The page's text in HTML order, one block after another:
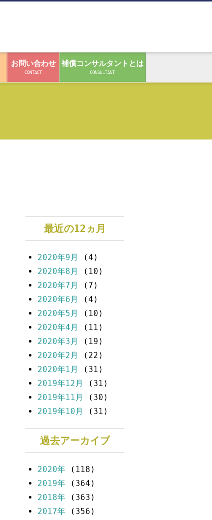
お問い合わせ
CONTACT
補償コンサルタントとは
CONSULTANT
最近の12ヵ月
2020年9月
(4)
2020年8月
(10)
2020年7月
(7)
2020年6月
(4)
2020年5月
(10)
2020年4月
(11)
2020年3月
(19)
2020年2月
(22)
2020年1月
(31)
2019年12月
(31)
2019年11月
(30)
2019年10月
(31)
過去アーカイブ
2020年(118)
2019年(364)
2018年(363)
2017年(356)